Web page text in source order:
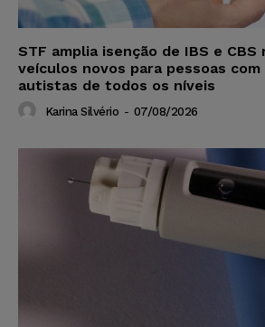
STF amplia isenção de IBS e CBS
veículos novos para pessoas
autistas de todos os níveis
Karina Silvério - 07/08/2026